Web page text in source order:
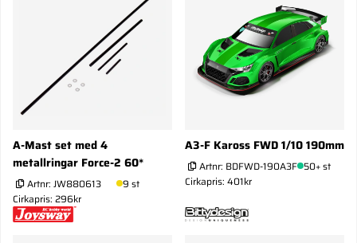
A-Mast set med 4
metallringar Force-2 60*
Artnr: JW880613
9 st
Cirkapris: 296kr
A3-F Kaross FWD 1/10 190mm
Artnr: BDFWD-190A3F 50+ st
Cirkapris: 401kr